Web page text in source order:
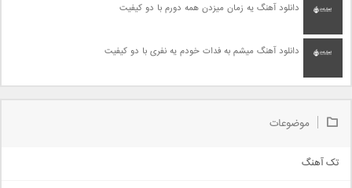
دانلود آهنگ یه زمان میزدن همه دورم با دو کیفیت
دانلود آهنگ میشم به فدات خودم یه نفری با دو کیفیت
موضوعات
تک آهنگ